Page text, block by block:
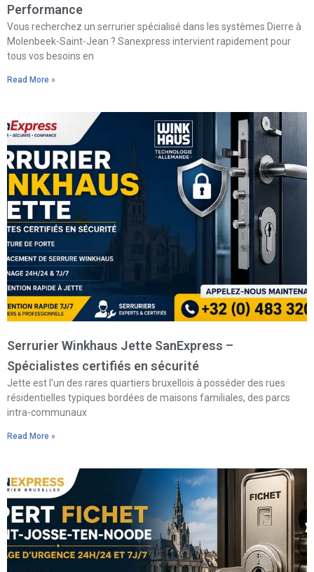
Performance
Vous recherchez un serrurier spécialisé dans les systèmes Dierre à
Molenbeek-Saint-Jean ? Sanexpress intervient rapidement pour
tous vos besoins en
Read More »
Serrurier Winkhaus Jette SanExpress –
Spécialistes certifiés en sécurité
Jette est l’un des rares quartiers bruxellois à posséder des rues
résidentielles typiques bordées de maisons familiales, des parcs
intra-communaux
Read More »